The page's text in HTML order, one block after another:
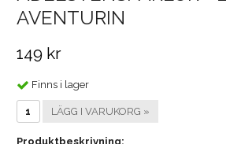
AVENTURIN
149 kr
Finns i lager
LÄGG I VARUKORG »
Produktbeskrivning: